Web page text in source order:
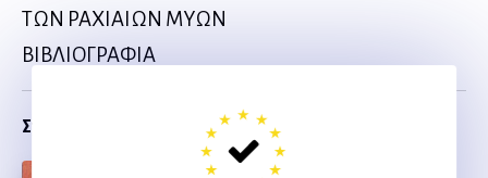
ΤΩΝ ΡΑΧΙΑΙΩΝ ΜΥΩΝ
ΒΙΒΛΙΟΓΡΑΦΙΑ
Σχετικα